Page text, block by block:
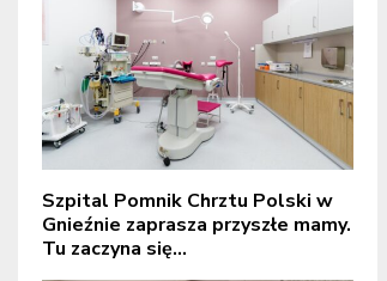
Szpital Pomnik Chrztu Polski w
Gnieźnie zaprasza przyszłe mamy.
Tu zaczyna się...